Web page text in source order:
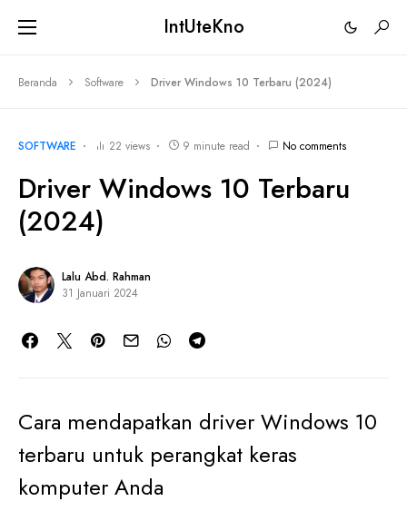
IntUteKno
Beranda Software Driver Windows 10 Terbaru (2024)
SOFTWARE 22 views 9 minute read No comments
Driver Windows 10 Terbaru
(2024)
Lalu Abd. Rahman
31 Januari 2024
Cara mendapatkan driver Windows 10
terbaru untuk perangkat keras
komputer Anda